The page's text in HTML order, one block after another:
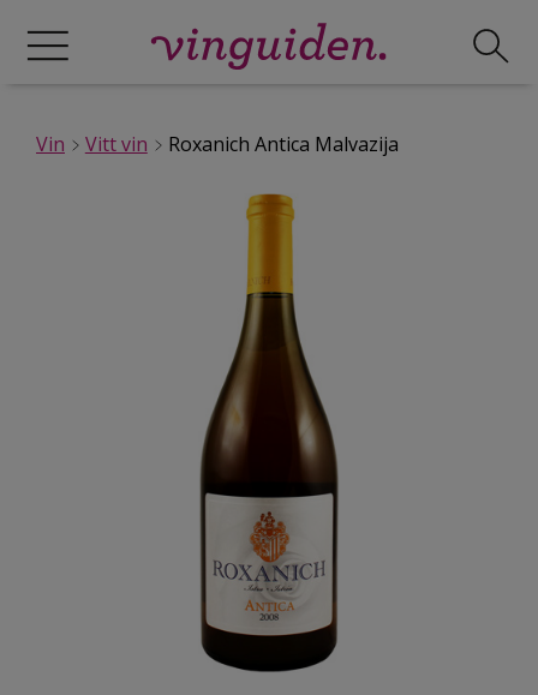
Vin Vitt vin Roxanich Antica Malvazija